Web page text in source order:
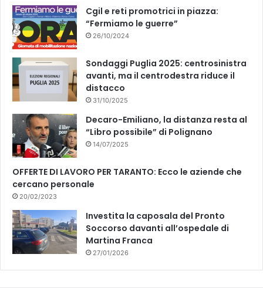
n
d
a
e
n
o
d
u
n
a
t
k
Cgil e reti promotrici in piazza:
“Fermiamo le guerre”
26/10/2024
Sondaggi Puglia 2025: centrosinistra
avanti, ma il centrodestra riduce il
distacco
31/10/2025
Decaro-Emiliano, la distanza resta al
“Libro possibile” di Polignano
14/07/2025
OFFERTE DI LAVORO PER TARANTO: Ecco le aziende che
cercano personale
20/02/2023
Investita la caposala del Pronto
Soccorso davanti all’ospedale di
Martina Franca
27/01/2026